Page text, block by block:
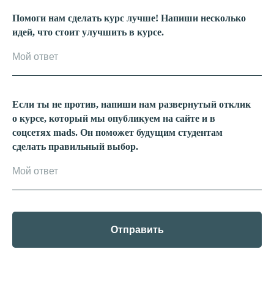
Помоги нам сделать курс лучше! Напиши несколько
идей, что стоит улучшить в курсе.
Если ты не против, напиши нам развернутый отклик
о курсе, который мы опубликуем на сайте и в
соцсетях mads. Он поможет будущим студентам
сделать правильный выбор.
Отправить